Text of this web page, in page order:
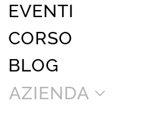
EVENTI
CORSO
BLOG
AZIENDA